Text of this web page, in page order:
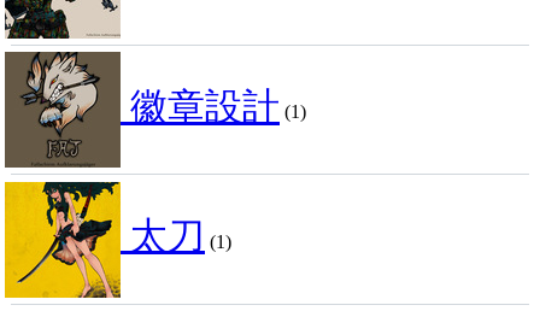
徽章設計 (1)
太刀 (1)